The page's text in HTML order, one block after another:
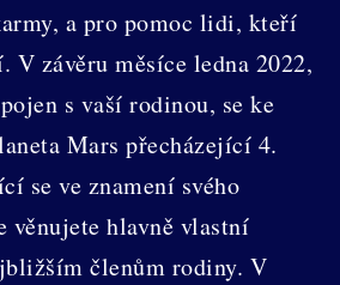
a pro pomoc lidi, kteří
V závěru měsíce ledna 2022,
s vaší rodinou, se ke
Mars přecházející 4.
se ve znamení svého
věnujete hlavně vlastní
členům rodiny. V